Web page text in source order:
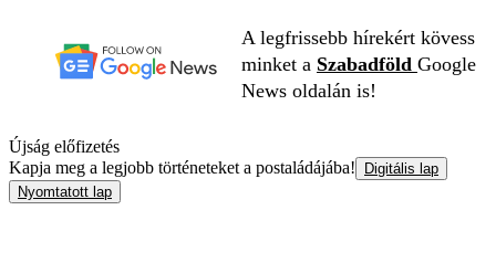
A legfrissebb hírekért kövess
minket a Szabadföld Google
News oldalán is!
Újság előfizetés
Kapja meg a legjobb történeteket a postaládájába!
Digitális lap
Nyomtatott lap